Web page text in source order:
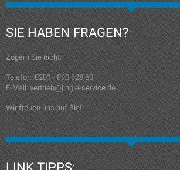
SIE HABEN FRAGEN?
Zögern Sie nicht:
Telefon: 0201 - 890 828 60
E-Mail: vertrieb@jingle-service.de
Wir freuen uns auf Sie!